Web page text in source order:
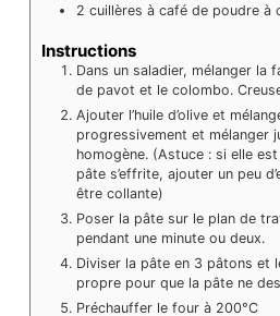
2 cuillères à café de poudre à
Instructions
Dans un saladier, mélanger la
de pavot et le colombo.
Ajouter l’huile d’olive et
progressivement et mélanger
homogène. (Astuce : si elle
pâte s’effrite, ajouter un peu
être collante)
Poser la pâte sur le plan de
pendant une minute ou deux.
Diviser la pâte en 3 pâtons et
propre pour que la pâte ne
Préchauffer le four à 200°C